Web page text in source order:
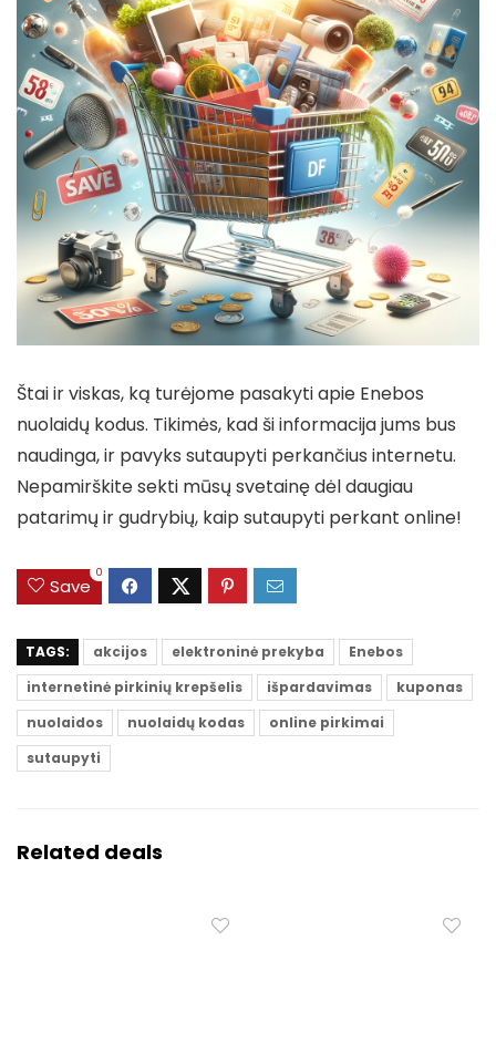
Štai ir viskas, ką turėjome pasakyti apie Enebos
nuolaidų kodus. Tikimės, kad ši informacija jums bus
naudinga, ir pavyks sutaupyti perkančius internetu.
Nepamirškite sekti mūsų svetainę dėl daugiau
patarimų ir gudrybių, kaip sutaupyti perkant online!
Save
0
TAGS: akcijos elektroninė prekyba
Enebos
internetinė pirkinių krepšelis
išpardavimas
kuponas
nuolaidos
nuolaidų kodas
online pirkimai
sutaupyti
Related deals